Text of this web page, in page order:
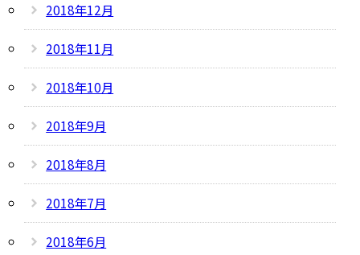
2018年12月
2018年11月
2018年10月
2018年9月
2018年8月
2018年7月
2018年6月